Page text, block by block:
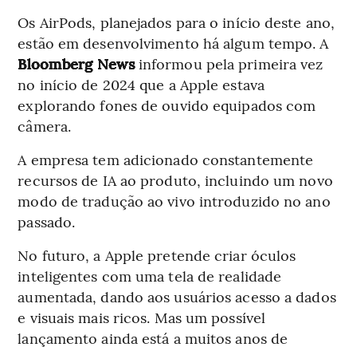
Os AirPods, planejados para o início deste ano,
estão em desenvolvimento há algum tempo. A
Bloomberg Newsinformou pela primeira vez
no início de 2024 que a Apple estava
explorando fones de ouvido equipados com
câmera.
A empresa tem adicionado constantemente
recursos de IA ao produto, incluindo um novo
modo de tradução ao vivo introduzido no ano
passado.
No futuro, a Apple pretende criar óculos
inteligentes com uma tela de realidade
aumentada, dando aos usuários acesso a dados
e visuais mais ricos. Mas um possível
lançamento ainda está a muitos anos de